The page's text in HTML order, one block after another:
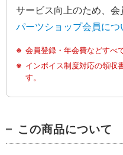
サービス向上のため、会
パーツショップ会員につ
会員登録・年会費などすべ
インボイス制度対応の領収
す。
この商品について